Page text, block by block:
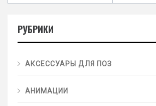
РУБРИКИ
АКСЕССУАРЫ ДЛЯ ПОЗ
АНИМАЦИИ